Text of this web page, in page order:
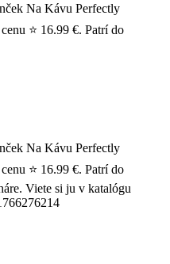
Na Kávu Perfectly
⭐ 16.99 €. Patrí do
Na Kávu Perfectly
⭐ 16.99 €. Patrí do
Viete si ju v katalógu